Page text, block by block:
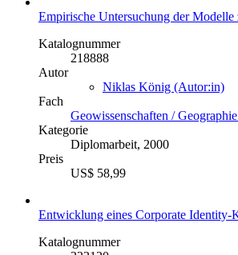
Empirische Untersuchung der
Katalognummer
218888
Autor
Niklas König (Autor:in)
Fach
Geowissenschaften /
Kategorie
Diplomarbeit, 2000
Preis
US$ 58,99
Entwicklung eines Corporate
Katalognummer